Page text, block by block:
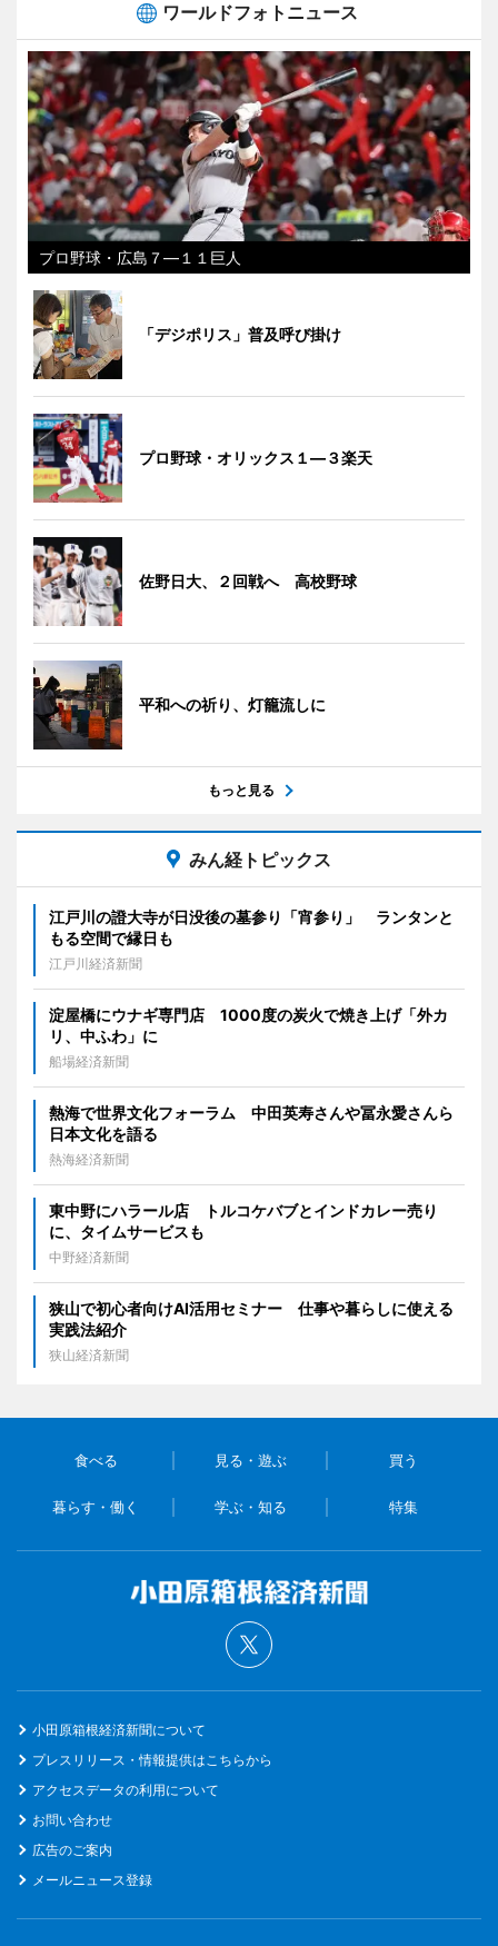
ワールドフォトニュース
プロ野球・広島７―１１巨人
「デジポリス」普及呼び掛け
プロ野球・オリックス１―３楽天
佐野日大、２回戦へ 高校野球
平和への祈り、灯籠流しに
もっと見る
みん経トピックス
江戸川の證大寺が日没後の墓参り「宵参り」 ランタンと
もる空間で縁日も
江戸川経済新聞
淀屋橋にウナギ専門店 1000度の炭火で焼き上げ「外カ
リ、中ふわ」に
船場経済新聞
熱海で世界文化フォーラム 中田英寿さんや冨永愛さんら
日本文化を語る
熱海経済新聞
東中野にハラール店 トルコケバブとインドカレー売り
に、タイムサービスも
中野経済新聞
狭山で初心者向けAI活用セミナー 仕事や暮らしに使える
実践法紹介
狭山経済新聞
食べる 見る・遊ぶ 買う
暮らす・働く 学ぶ・知る 特集
小田原箱根経済新聞について
プレスリリース・情報提供はこちらから
アクセスデータの利用について
お問い合わせ
広告のご案内
メールニュース登録